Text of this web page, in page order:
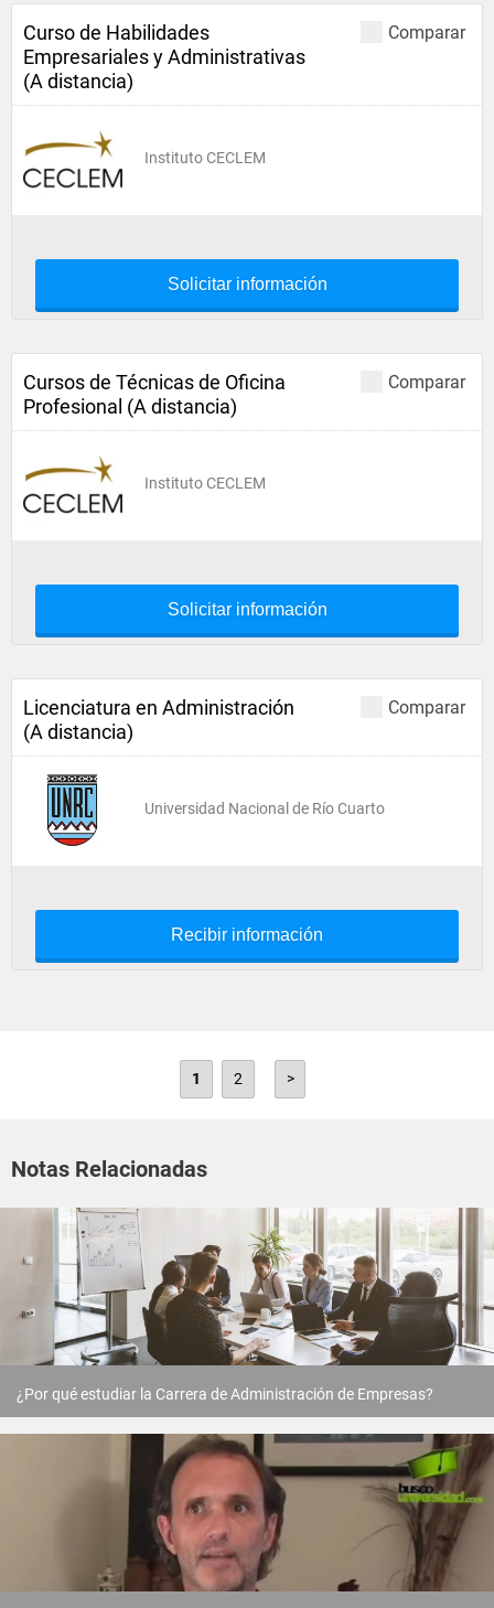
Comparar
Curso de Habilidades
Empresariales y Administrativas
(A distancia)
Instituto CECLEM
Solicitar información
Comparar
Cursos de Técnicas de Oficina
Profesional (A distancia)
Instituto CECLEM
Solicitar información
Comparar
Licenciatura en Administración
(A distancia)
Universidad Nacional de Río Cuarto
Recibir información
1 2 >
Notas Relacionadas
¿Por qué estudiar la Carrera de Administración de Empresas?